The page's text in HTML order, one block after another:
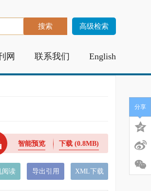
高级检索
网 联系我们 English
智能预览 下载(0.8MB)
阅读 导出引用 XML下载
分享